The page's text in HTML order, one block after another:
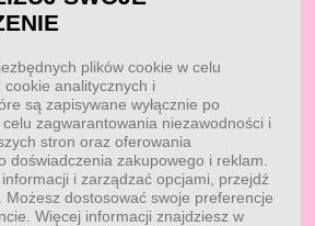
zakupów
promocje
i zwroty
suplementacji
plików cookie w celu
cookie analitycznych i
są zapisywane wyłącznie po
zagwarantowania niezawodności i
stron oraz oferowania
doświadczenia zakupowego i reklam.
i zarządzać opcjami, przejdź
Możesz dostosować swoje preferencje
Więcej informacji znajdziesz w